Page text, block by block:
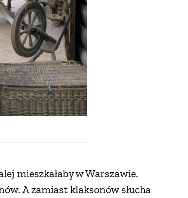
mieszkałaby w Warszawie.
A zamiast klaksonów słucha